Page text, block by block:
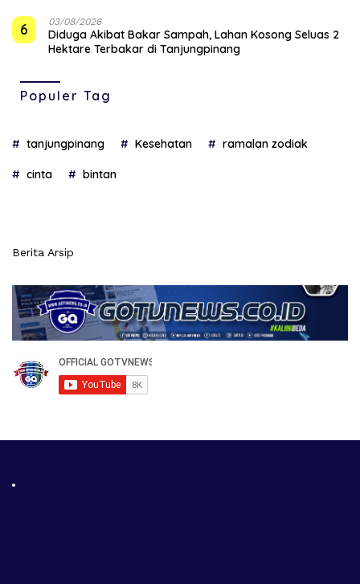
6 03/08/2026
Diduga Akibat Bakar Sampah, Lahan Kosong Seluas 2
Hektare Terbakar di Tanjungpinang
Populer Tag
tanjungpinang Kesehatan ramalan zodiak
cinta bintan
Berita Arsip